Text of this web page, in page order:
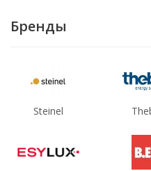
Бренды
Steinel